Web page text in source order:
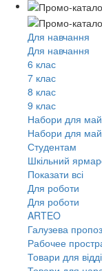
Для навчання
Для навчання
6 клас
7 клас
8 клас
9 клас
Набори для
Набори для
Студентам
Шкільний
Показати всі
Для роботи
Для роботи
ARTEO
Галузева
Рабочее
Товари для